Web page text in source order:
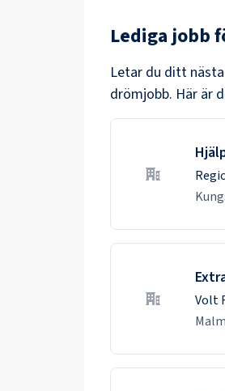
Lediga jobb
Letar du ditt
drömjobb. Här är
Volt